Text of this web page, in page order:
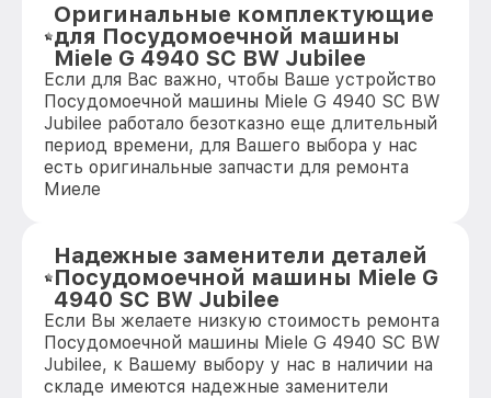
Оригинальные комплектующие
для Посудомоечной машины
Miele G 4940 SC BW Jubilee
Если для Вас важно, чтобы Ваше устройство
Посудомоечной машины Miele G 4940 SC BW
Jubilee работало безотказно еще длительный
период времени, для Вашего выбора у нас
есть оригинальные запчасти для ремонта
Миеле
Надежные заменители деталей
Посудомоечной машины Miele G
4940 SC BW Jubilee
Если Вы желаете низкую стоимость ремонта
Посудомоечной машины Miele G 4940 SC BW
Jubilee, к Вашему выбору у нас в наличии на
складе имеются надежные заменители